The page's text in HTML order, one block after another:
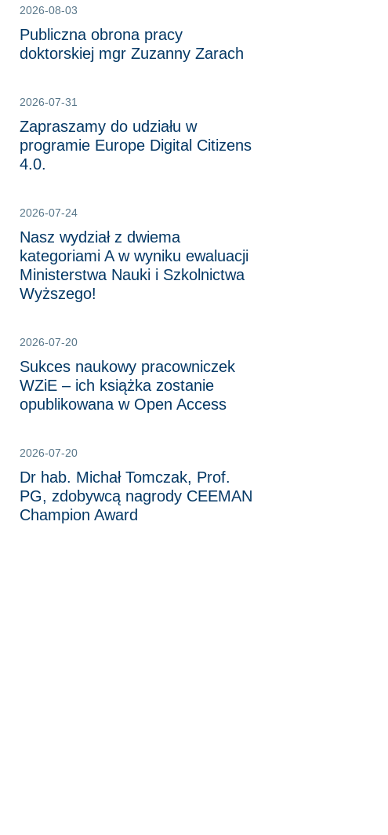
2026-08-03
Publiczna obrona pracy
doktorskiej mgr Zuzanny Zarach
2026-07-31
Zapraszamy do udziału w
programie Europe Digital Citizens
4.0.
2026-07-24
Nasz wydział z dwiema
kategoriami A w wyniku ewaluacji
Ministerstwa Nauki i Szkolnictwa
Wyższego!
2026-07-20
Sukces naukowy pracowniczek
WZiE – ich książka zostanie
opublikowana w Open Access
2026-07-20
Dr hab. Michał Tomczak, Prof.
PG, zdobywcą nagrody CEEMAN
Champion Award